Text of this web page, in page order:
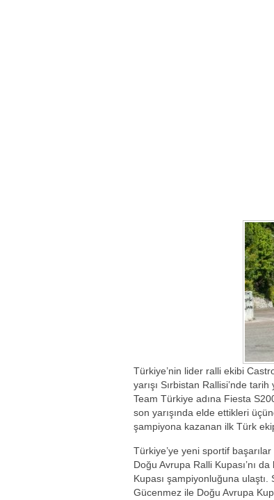
Türkiye’nin lider ralli ekibi
yarışı Sırbistan Rallisi’nde
Team Türkiye adına Fiesta
son yarışında elde ettikleri
şampiyona kazanan ilk Türk
Türkiye’ye yeni sportif başarılar
Doğu Avrupa Ralli Kupası’nı
Kupası şampiyonluğuna ulaştı.
Gücenmez ile Doğu Avrupa